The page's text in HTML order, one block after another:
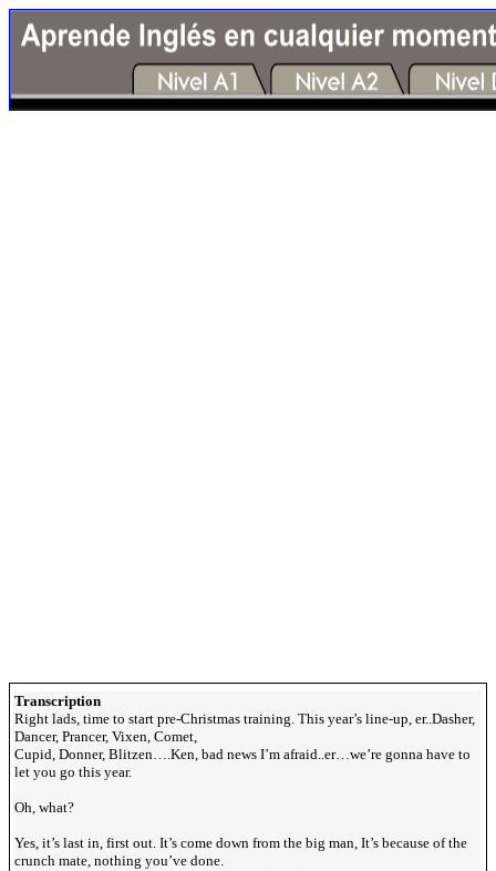
Transcription
Right lads, time to start pre-Christmas training. This year’s line-up, er..Dasher,
Dancer, Prancer, Vixen, Comet,
Cupid, Donner, Blitzen….Ken, bad news I’m afraid..er…we’re gonna have to
let you go this year.
Oh, what?
Yes, it’s last in, first out. It’s come down from the big man, It’s because of the
crunch mate, nothing you’ve done.